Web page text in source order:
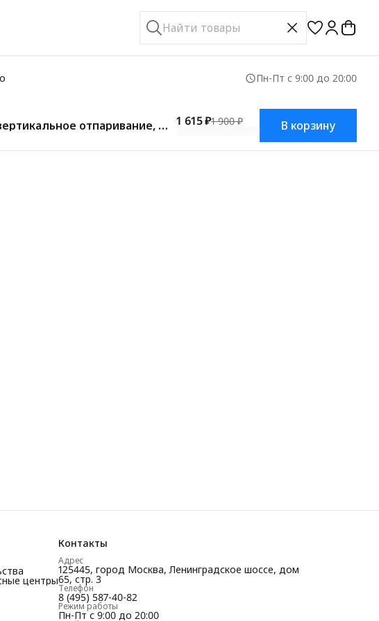
Пн-Пт с 9:00 до 20:00
отпаривание, фу 1 615 ₽1 900 ₽ В корзину
центры
Контакты
Адрес
125445, город Москва, Ленинградское шоссе, дом
65, стр. 3
Телефон
8 (495) 587-40-82
Режим работы
Пн-Пт с 9:00 до 20:00